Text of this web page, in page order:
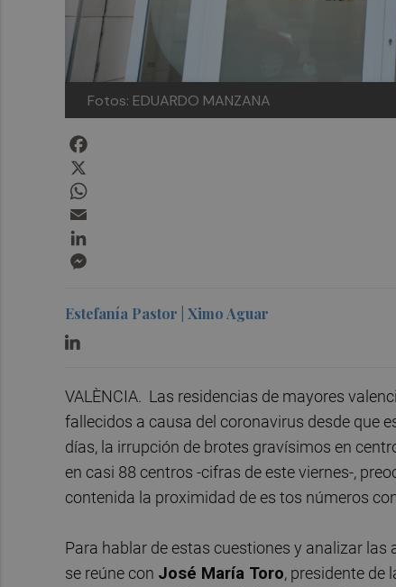
Fotos: EDUARDO MANZANA
Estefanía Pastor | Ximo Aguar
VALÈNCIA. Las residencias de mayores
fallecidos a causa del coronavirus desde que
días, la irrupción de brotes gravísimos en
en casi 88 centros -cifras de este viernes-,
contenida la proximidad de es tos números
Para hablar de estas cuestiones y analizar
se reúne con José María Toro, presidente de